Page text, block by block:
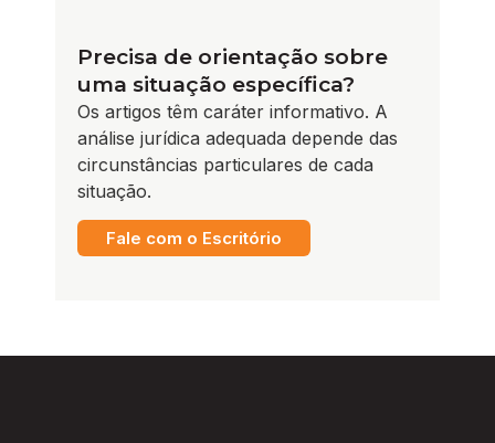
Precisa de orientação sobre
uma situação específica?
Os artigos têm caráter informativo. A
análise jurídica adequada depende das
circunstâncias particulares de cada
situação.
Fale com o Escritório